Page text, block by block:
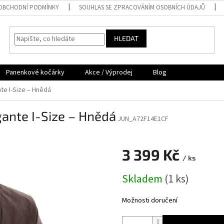
PODMÍNKY SOUHLAS SE ZPRACOVÁNÍM OSOBNÍCH ÚDAJŮ
HLEDAT
Panenkové kočárky Akce / Výprodej
Blog
I-Size – Hnědá
I-Size – Hnědá JUN_A72F14E1CF
3 399 Kč / ks
cena:
Skladem (1 ks)
Možnosti doručení